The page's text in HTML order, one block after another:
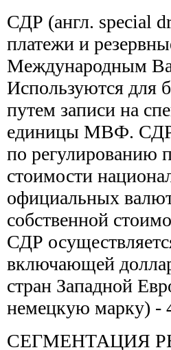
СДР (англ. special
платежи и
Международным
Используются для
путем записи на
единицы МВФ. СДР
по регулированию
стоимости
официальных
собственной
СДР
включающей
стран Западной
немецкую марку) -
СЕГМЕНТАЦИЯ